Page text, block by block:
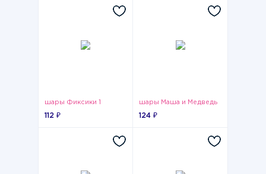
шары Фиксики 1
112 ₽
шары Маша и Медведь
124 ₽